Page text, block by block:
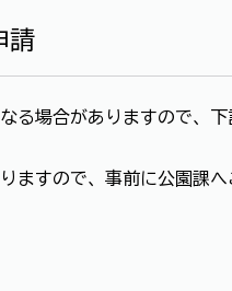
請
る場合がありますので、
ますので、事前に公園課へ